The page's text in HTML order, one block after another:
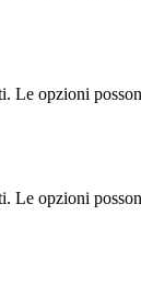
Le opzioni
Le opzioni